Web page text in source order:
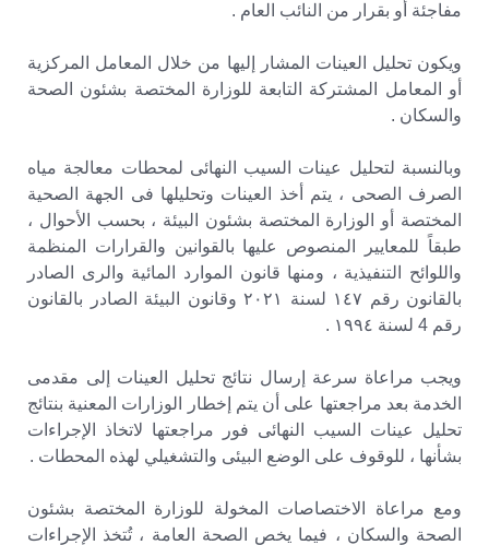
مفاجئة أو بقرار من النائب العام .
ويكون تحليل العينات المشار إليها من خلال المعامل المركزية
أو المعامل المشتركة التابعة للوزارة المختصة بشئون الصحة
والسكان .
وبالنسبة لتحليل عينات السيب النهائى لمحطات معالجة مياه
الصرف الصحى ، يتم أخذ العينات وتحليلها فى الجهة الصحية
المختصة أو الوزارة المختصة بشئون البيئة ، بحسب الأحوال ،
طبقاً للمعايير المنصوص عليها بالقوانين والقرارات المنظمة
واللوائح التنفيذية ، ومنها قانون الموارد المائية والرى الصادر
بالقانون رقم ١٤٧ لسنة ۲۰۲۱ وقانون البيئة الصادر بالقانون
رقم 4 لسنة ١٩٩٤ .
ويجب مراعاة سرعة إرسال نتائج تحليل العينات إلى مقدمى
الخدمة بعد مراجعتها على أن يتم إخطار الوزارات المعنية بنتائج
تحليل عينات السيب النهائى فور مراجعتها لاتخاذ الإجراءات
بشأنها ، للوقوف على الوضع البيئى والتشغيلي لهذه المحطات .
ومع مراعاة الاختصاصات المخولة للوزارة المختصة بشئون
الصحة والسكان ، فيما يخص الصحة العامة ، تُتخذ الإجراءات